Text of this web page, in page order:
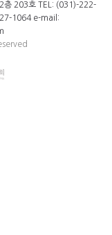
2층 203호 TEL: (031)-222-
1064 e-mail: